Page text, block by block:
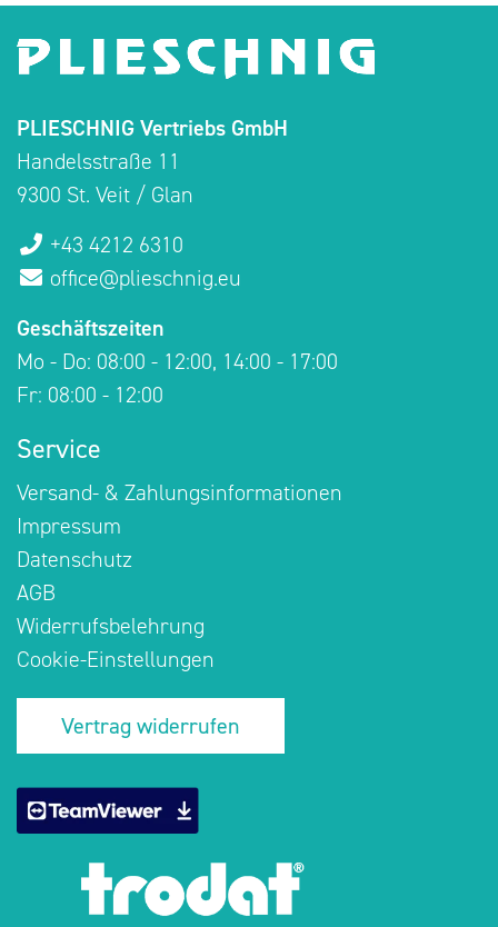
PLIESCHNIG Vertriebs GmbH
Handelsstraße 11
9300 St. Veit / Glan
+43 4212 6310
office@plieschnig.eu
Geschäftszeiten
Mo - Do: 08:00 - 12:00, 14:00 - 17:00
Fr: 08:00 - 12:00
Service
Versand- & Zahlungsinformationen
Impressum
Datenschutz
AGB
Widerrufsbelehrung
Cookie-Einstellungen
Vertrag widerrufen